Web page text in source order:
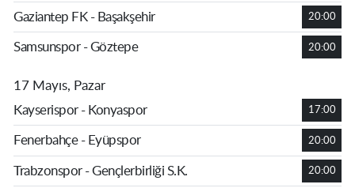
Gaziantep FK - Başakşehir 20:00
Samsunspor - Göztepe 20:00
17 Mayıs, Pazar
Kayserispor - Konyaspor
17:00
Fenerbahçe - Eyüpspor 20:00
Trabzonspor - Gençlerbirliği S.K. 20:00